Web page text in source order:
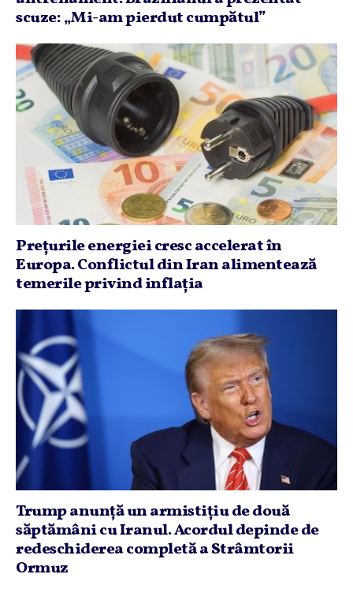
scuze: „Mi-am pierdut cumpătul”
Preţurile energiei cresc accelerat în
Europa. Conflictul din Iran alimentează
temerile privind inflaţia
Trump anunţă un armistiţiu de două
săptămâni cu Iranul. Acordul depinde de
redeschiderea completă a Strâmtorii
Ormuz